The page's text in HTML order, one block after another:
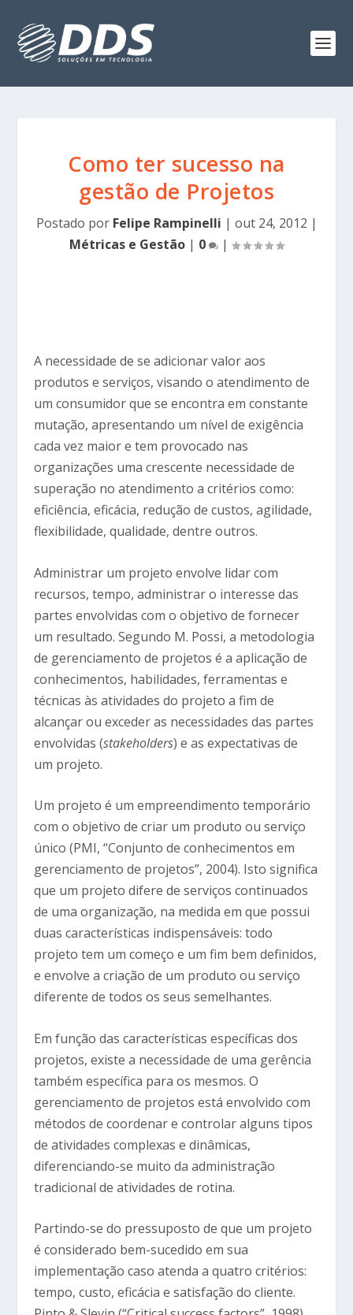
Como ter sucesso na
gestão de Projetos
Postado por Felipe Rampinelli | out 24, 2012 |
Métricas e Gestão | 0 |
A necessidade de se adicionar valor aos
produtos e serviços, visando o atendimento de
um consumidor que se encontra em constante
mutação, apresentando um nível de exigência
cada vez maior e tem provocado nas
organizações uma crescente necessidade de
superação no atendimento a critérios como:
eficiência, eficácia, redução de custos, agilidade,
flexibilidade, qualidade, dentre outros.
Administrar um projeto envolve lidar com
recursos, tempo, administrar o interesse das
partes envolvidas com o objetivo de fornecer
um resultado. Segundo M. Possi, a metodologia
de gerenciamento de projetos é a aplicação de
conhecimentos, habilidades, ferramentas e
técnicas às atividades do projeto a fim de
alcançar ou exceder as necessidades das partes
envolvidas (stakeholders) e as expectativas de
um projeto.
Um projeto é um empreendimento temporário
com o objetivo de criar um produto ou serviço
único (PMI, “Conjunto de conhecimentos em
gerenciamento de projetos”, 2004). Isto significa
que um projeto difere de serviços continuados
de uma organização, na medida em que possui
duas características indispensáveis: todo
projeto tem um começo e um fim bem definidos,
e envolve a criação de um produto ou serviço
diferente de todos os seus semelhantes.
Em função das características específicas dos
projetos, existe a necessidade de uma gerência
também específica para os mesmos. O
gerenciamento de projetos está envolvido com
métodos de coordenar e controlar alguns tipos
de atividades complexas e dinâmicas,
diferenciando-se muito da administração
tradicional de atividades de rotina.
Partindo-se do pressuposto de que um projeto
é considerado bem-sucedido em sua
implementação caso atenda a quatro critérios:
tempo, custo, eficácia e satisfação do cliente.